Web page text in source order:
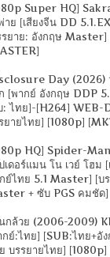
Super HQ]
าย [เสียงจีน DD
รยาย: อังกฤษ
Day (2026)
[พากย์ อังกฤษ DDP
: ไทย]-[H264] WEB-
ยายไทย] [1080p]
HQ] Spider-
เดอร์แมน โน เวย์ โฮม
ย์ไทย 5.1 Master] [บ
+ ซับ PGS คมชัด]
กล้วย (2006-2009)
กย์:ไทย] [SUB:ไทย+อั
บรรยายไทย]